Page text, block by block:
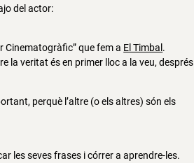
del actor:
Cinematogràfic” que fem a El Timbal .
la veritat és en primer lloc a la veu, després
perquè l’altre (o els altres) són els
les seves frases i córrer a aprendre-les.